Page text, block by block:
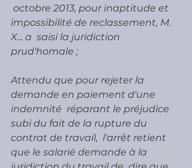
octobre 2013, pour inaptitude et
impossibilité de reclassement, M.
X... a  saisi la juridiction
prud'homale ;
Attendu que pour rejeter la
demande en paiement d'une
indemnité  réparant le préjudice
subi du fait de la rupture du
contrat de travail,  l'arrêt retient
que le salarié demande à la